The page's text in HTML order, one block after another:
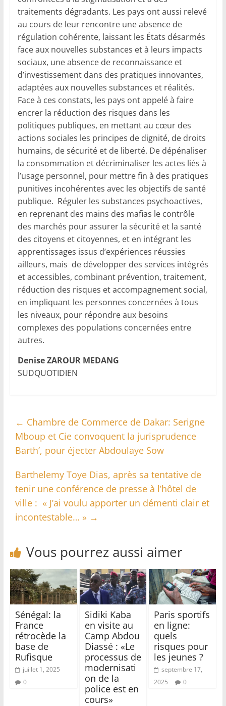
traitements dégradants. Les pays ont aussi relevé
au cours de leur rencontre une absence de
régulation cohérente, laissant les États désarmés
face aux nouvelles substances et à leurs impacts
sociaux, une absence de reconnaissance et
d’investissement dans des pratiques innovantes,
adaptées aux nouvelles substances et réalités.
Face à ces constats, les pays ont appelé à faire
encrer la réduction des risques dans les
politiques publiques, en mettant au cœur des
actions sociales les principes de dignité, de droits
humains, de sécurité et de liberté. De dépénaliser
la consommation et décriminaliser les actes liés à
l’usage personnel, pour mettre fin à des pratiques
punitives incohérentes avec les objectifs de santé
publique. Réguler les substances psychoactives,
en reprenant des mains des mafias le contrôle
des marchés pour assurer la sécurité et la santé
des citoyens et citoyennes, et en intégrant les
apprentissages issus d’expériences réussies
ailleurs, mais de développer des services intégrés
et accessibles, combinant prévention, traitement,
réduction des risques et accompagnement social,
en impliquant les personnes concernées à tous
les niveaux, pour répondre aux besoins
complexes des populations concernées entre
autres.
Denise ZAROUR MEDANG
SUDQUOTIDIEN
← Chambre de Commerce de Dakar: Serigne
Mboup et Cie convoquent la jurisprudence
Barth’, pour éjecter Abdoulaye Sow
Barthelemy Toye Dias, après sa tentative de
tenir une conférence de presse à l’hôtel de
ville : « J’ai voulu apporter un démenti clair et
incontestable… » →
Vous pourrez aussi aimer
Sénégal: la
France
rétrocède la
base de
Rufisque
juillet 1, 2025
0
Sidiki Kaba
en visite au
Camp Abdou
Diassé : «Le
processus de
modernisati
on de la
police est en
cours»
Paris sportifs
en ligne:
quels
risques pour
les jeunes ?
septembre 17,
2025
0